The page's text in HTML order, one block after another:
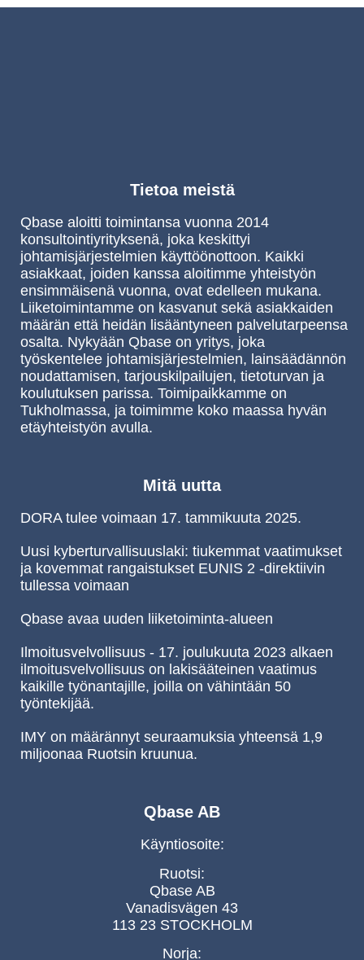
Tietoa meistä
Qbase aloitti toimintansa vuonna 2014
konsultointiyrityksenä, joka keskittyi
johtamisjärjestelmien käyttöönottoon. Kaikki
asiakkaat, joiden kanssa aloitimme yhteistyön
ensimmäisenä vuonna, ovat edelleen mukana.
Liiketoimintamme on kasvanut sekä asiakkaiden
määrän että heidän lisääntyneen palvelutarpeensa
osalta. Nykyään Qbase on yritys, joka
työskentelee johtamisjärjestelmien, lainsäädännön
noudattamisen, tarjouskilpailujen, tietoturvan ja
koulutuksen parissa. Toimipaikkamme on
Tukholmassa, ja toimimme koko maassa hyvän
etäyhteistyön avulla.
Mitä uutta
DORA tulee voimaan 17. tammikuuta 2025.
Uusi kyberturvallisuuslaki: tiukemmat vaatimukset
ja kovemmat rangaistukset EUNIS 2 -direktiivin
tullessa voimaan
Qbase avaa uuden liiketoiminta-alueen
Ilmoitusvelvollisuus - 17. joulukuuta 2023 alkaen
ilmoitusvelvollisuus on lakisääteinen vaatimus
kaikille työnantajille, joilla on vähintään 50
työntekijää.
IMY on määrännyt seuraamuksia yhteensä 1,9
miljoonaa Ruotsin kruunua.
Qbase AB
Käyntiosoite:
Ruotsi:
Qbase AB
Vanadisvägen 43
113 23 STOCKHOLM
Norja: